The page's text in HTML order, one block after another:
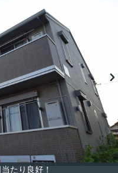
たり良好！